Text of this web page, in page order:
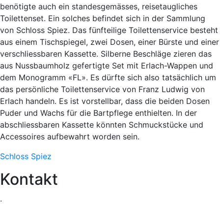
benötigte auch ein standesgemässes, reisetaugliches
Toilettenset. Ein solches befindet sich in der Sammlung
von Schloss Spiez. Das fünfteilige Toilettenservice besteht
aus einem Tischspiegel, zwei Dosen, einer Bürste und einer
verschliessbaren Kassette. Silberne Beschläge zieren das
aus Nussbaumholz gefertigte Set mit Erlach-Wappen und
dem Monogramm «FL». Es dürfte sich also tatsächlich um
das persönliche Toilettenservice von Franz Ludwig von
Erlach handeln. Es ist vorstellbar, dass die beiden Dosen
Puder und Wachs für die Bartpflege enthielten. In der
abschliessbaren Kassette könnten Schmuckstücke und
Accessoires aufbewahrt worden sein.
Schloss Spiez
Kontakt
.